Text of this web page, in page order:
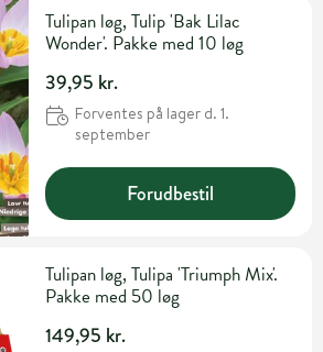
Tulipan løg, Tulip 'Bak Lilac
Wonder'. Pakke med 10 løg
39,95 kr.
Forventes på lager d. 1.
september
Forudbestil
Tulipan løg, Tulipa 'Triumph Mix'.
Pakke med 50 løg
149,95 kr.